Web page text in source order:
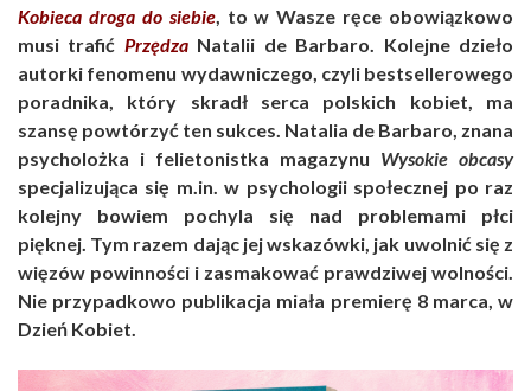
Kobieca droga do siebie, to w Wasze ręce obowiązkowo
musi trafić PrzędzaNatalii de Barbaro. Kolejne dzieło
autorki fenomenu wydawniczego, czyli bestsellerowego
poradnika, który skradł serca polskich kobiet, ma
szansę powtórzyć ten sukces. Natalia de Barbaro, znana
psycholożka i felietonistka magazynu Wysokie obcasy
specjalizująca się m.in. w psychologii społecznej po raz
kolejny bowiem pochyla się nad problemami płci
pięknej. Tym razem dając jej wskazówki, jak uwolnić się z
więzów powinności i zasmakować prawdziwej wolności.
Nie przypadkowo publikacja miała premierę 8 marca, w
Dzień Kobiet.